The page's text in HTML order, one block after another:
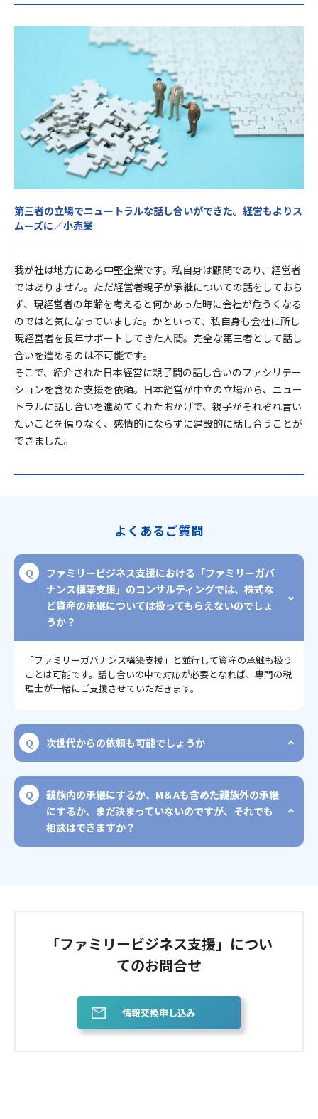
第三者の立場でニュートラルな話し合いができた。経営もよりス
ムーズに／小売業
我が社は地方にある中堅企業です。私自身は顧問であり、経営者
ではありません。ただ経営者親子が承継についての話をしておら
ず、現経営者の年齢を考えると何かあった時に会社が危うくなる
のではと気になっていました。かといって、私自身も会社に所し
現経営者を長年サポートしてきた人間。完全な第三者として話し
合いを進めるのは不可能です。
そこで、紹介された日本経営に親子間の話し合いのファシリテー
ションを含めた支援を依頼。日本経営が中立の立場から、ニュー
トラルに話し合いを進めてくれたおかげで、親子がそれぞれ言い
たいことを偏りなく、感情的にならずに建設的に話し合うことが
できました。
よくあるご質問
ファミリービジネス支援における「ファミリーガバ
ナンス構築支援」のコンサルティングでは、株式な
ど資産の承継については扱ってもらえないのでしょ
うか？
「ファミリーガバナンス構築支援」と並行して資産の承継も扱う
ことは可能です。話し合いの中で対応が必要となれば、専門の税
理士が一緒にご支援させていただきます。
次世代からの依頼も可能でしょうか
親族内の承継にするか、M＆Aも含めた親族外の承継
にするか、まだ決まっていないのですが、それでも
相談はできますか？
「ファミリービジネス支援」につい
てのお問合せ
情報交換申し込み